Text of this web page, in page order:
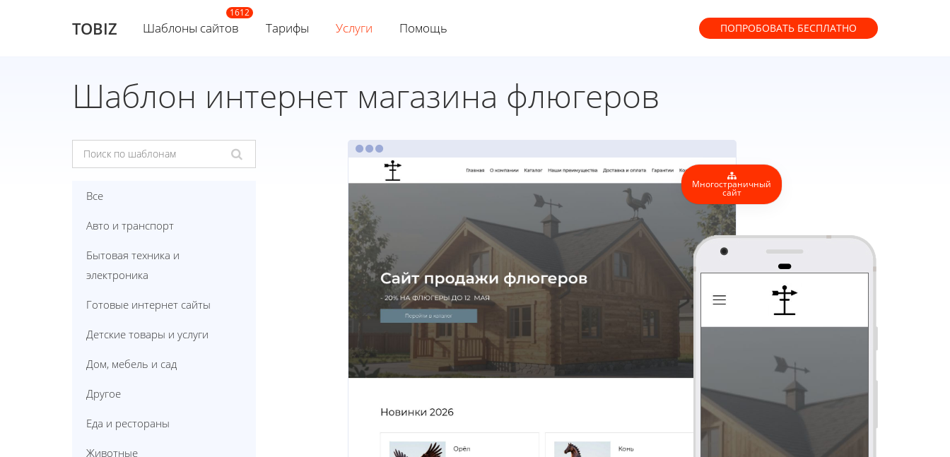
TOBIZ Шаблоны сайтов Тарифы Услуги Помощь ПОПРОБОВАТЬ БЕСПЛАТНО
Шаблон интернет магазина флюгеров
Все
Авто и транспорт
Бытовая техника и
электроника
Готовые интернет сайты
Детские товары и услуги
Дом, мебель и сад
Другое
Еда и рестораны
Животные
Многостраничный
сайт